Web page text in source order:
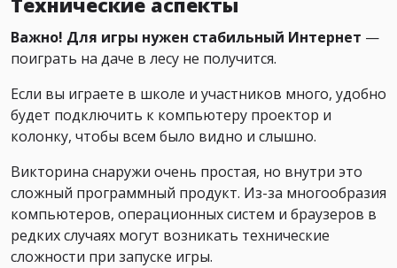
Важно! Для игры нужен стабильный Интернет —
поиграть на даче в лесу не получится.
Если вы играете в школе и участников много, удобно
будет подключить к компьютеру проектор и
колонку, чтобы всем было видно и слышно.
Викторина снаружи очень простая, но внутри это
сложный программный продукт. Из-за многообразия
компьютеров, операционных систем и браузеров в
редких случаях могут возникать технические
сложности при запуске игры.